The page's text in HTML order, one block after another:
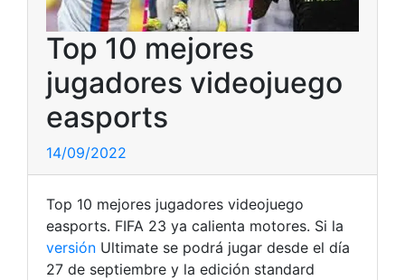
Top 10 mejores
jugadores videojuego
easports
14/09/2022
Top 10 mejores jugadores videojuego
easports. FIFA 23 ya calienta motores. Si la
versión Ultimate se podrá jugar desde el día
27 de septiembre y la edición standard